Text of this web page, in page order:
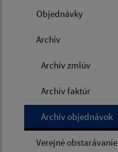
Objednávky
Archív
Archív zmlúv
Archív faktúr
Archív objednávok
Verejné obstarávanie